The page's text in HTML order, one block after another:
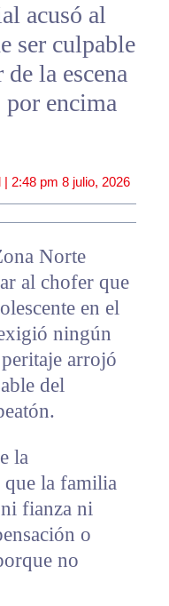
acusó al
ser culpable
la escena
por encima
| 2:48 pm 8 julio, 2026
Norte
al chofer que
en el
ningún
arrojó
del
la
que la familia
fianza ni
o
no